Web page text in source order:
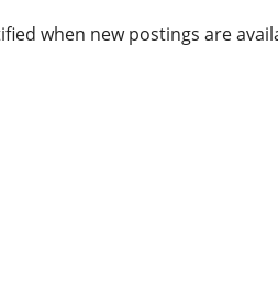
when new postings are